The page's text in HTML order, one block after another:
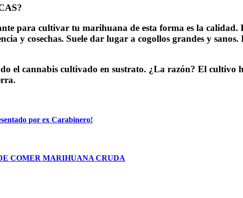
para cultivar tu marihuana de esta forma es la calidad.
y cosechas. Suele dar lugar a cogollos grandes y
el cannabis cultivado en sustrato. ¿La razón? El cultivo
por ex Carabinero!
COMER MARIHUANA CRUDA